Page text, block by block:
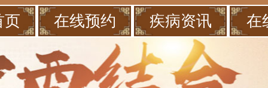
页 在线预约 疾病资讯 在